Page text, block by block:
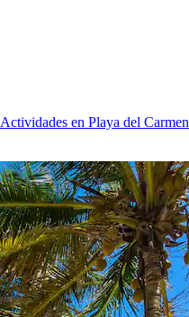
Actividades en Playa del Carmen